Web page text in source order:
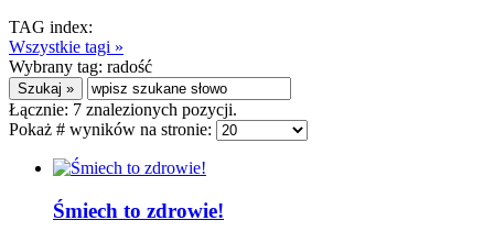
TAG index:
Wszystkie tagi »
Wybrany tag: radość
Łącznie: 7 znalezionych pozycji.
Pokaż # wyników na stronie:
Śmiech to zdrowie!